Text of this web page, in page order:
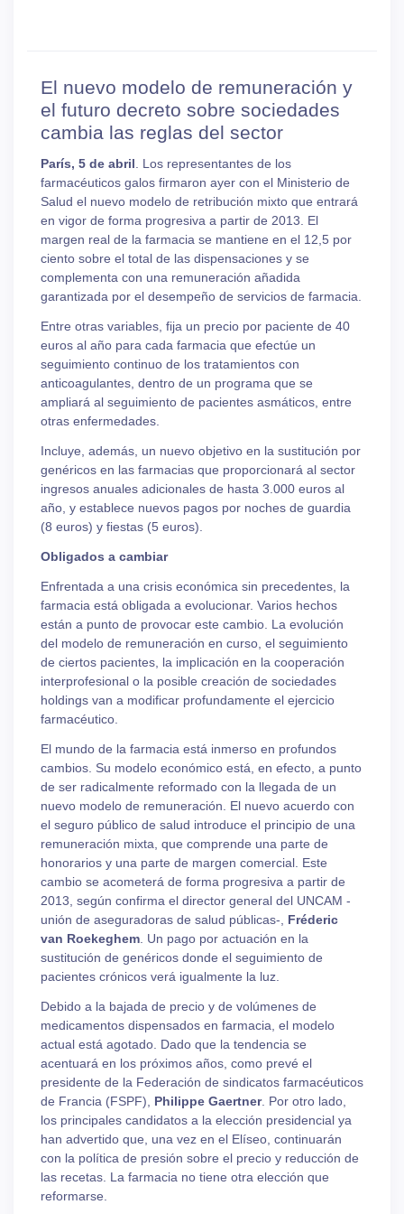
El nuevo modelo de remuneración y
el futuro decreto sobre sociedades
cambia las reglas del sector
París, 5 de abril . Los representantes de los
farmacéuticos galos firmaron ayer con el Ministerio de
Salud el nuevo modelo de retribución mixto que entrará
en vigor de forma progresiva a partir de 2013. El
margen real de la farmacia se mantiene en el 12,5 por
ciento sobre el total de las dispensaciones y se
complementa con una remuneración añadida
garantizada por el desempeño de servicios de farmacia.
Entre otras variables, fija un precio por paciente de 40
euros al año para cada farmacia que efectúe un
seguimiento continuo de los tratamientos con
anticoagulantes, dentro de un programa que se
ampliará al seguimiento de pacientes asmáticos, entre
otras enfermedades.
Incluye, además, un nuevo objetivo en la sustitución por
genéricos en las farmacias que proporcionará al sector
ingresos anuales adicionales de hasta 3.000 euros al
año, y establece nuevos pagos por noches de guardia
(8 euros) y fiestas (5 euros).
Obligados a cambiar
Enfrentada a una crisis económica sin precedentes, la
farmacia está obligada a evolucionar. Varios hechos
están a punto de provocar este cambio. La evolución
del modelo de remuneración en curso, el seguimiento
de ciertos pacientes, la implicación en la cooperación
interprofesional o la posible creación de sociedades
holdings van a modificar profundamente el ejercicio
farmacéutico.
El mundo de la farmacia está inmerso en profundos
cambios. Su modelo económico está, en efecto, a punto
de ser radicalmente reformado con la llegada de un
nuevo modelo de remuneración. El nuevo acuerdo con
el seguro público de salud introduce el principio de una
remuneración mixta, que comprende una parte de
honorarios y una parte de margen comercial. Este
cambio se acometerá de forma progresiva a partir de
2013, según confirma el director general del UNCAM -
unión de aseguradoras de salud públicas-, Fréderic
van Roekeghem . Un pago por actuación en la
sustitución de genéricos donde el seguimiento de
pacientes crónicos verá igualmente la luz.
Debido a la bajada de precio y de volúmenes de
medicamentos dispensados en farmacia, el modelo
actual está agotado. Dado que la tendencia se
acentuará en los próximos años, como prevé el
presidente de la Federación de sindicatos farmacéuticos
de Francia (FSPF), Philippe Gaertner. Por otro lado,
los principales candidatos a la elección presidencial ya
han advertido que, una vez en el Elíseo, continuarán
con la política de presión sobre el precio y reducción de
las recetas. La farmacia no tiene otra elección que
reformarse.